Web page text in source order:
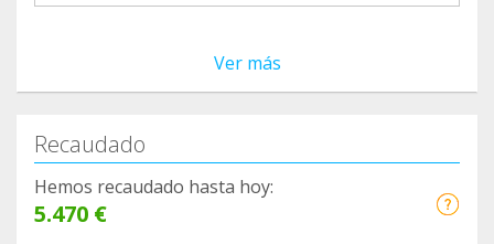
Ver más
Recaudado
Hemos recaudado hasta hoy:
5.470 €